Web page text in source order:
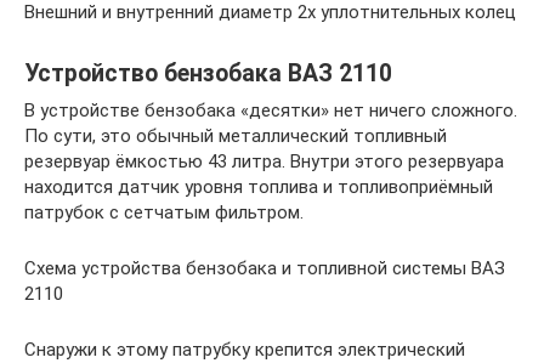
Внешний и внутренний диаметр 2х уплотнительных колец
Устройство бензобака ВАЗ 2110
В устройстве бензобака «десятки» нет ничего сложного.
По сути, это обычный металлический топливный
резервуар ёмкостью 43 литра. Внутри этого резервуара
находится датчик уровня топлива и топливоприёмный
патрубок с сетчатым фильтром.
Схема устройства бензобака и топливной системы ВАЗ
2110
Снаружи к этому патрубку крепится электрический